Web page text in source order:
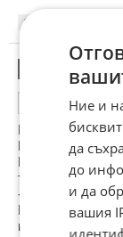
14:04
ОТГОВОР
Москва
Пашинян за
Владимир Путин
тази, която
-;-
Майора от КГБ-
Ние и
да
до
и да
вашия